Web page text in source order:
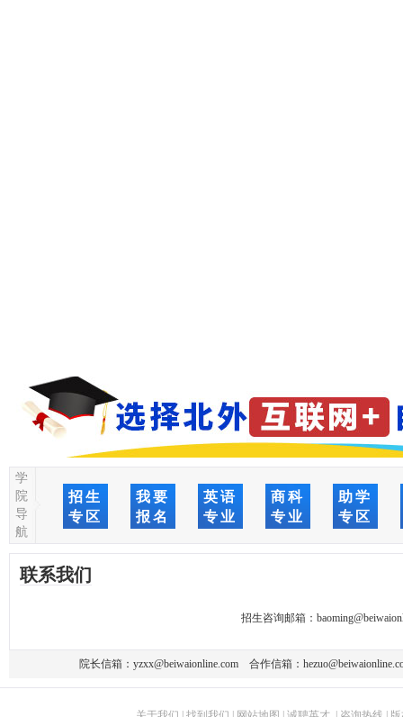
学
院
导
航
招生
专区
我要
报名
英语
专业
商科
专业
助学
专区
联系我们
招生咨询邮箱：
院长信箱： yzxx@beiwaionline.com 合作信箱：